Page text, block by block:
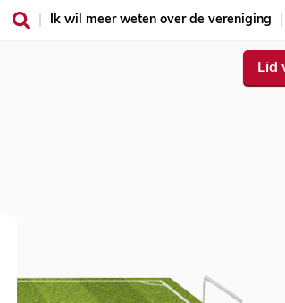
Ik wil meer weten over de vereniging
Lid